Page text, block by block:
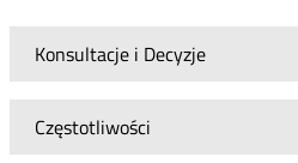
Konsultacje i Decyzje
Częstotliwości